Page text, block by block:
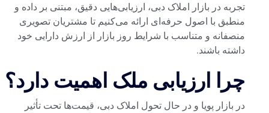
تجربه در بازار املاک دبی، ارزیابی‌هایی دقیق، مبتنی بر داده و
منطبق با اصول حرفه‌ای ارائه می‌کنیم تا مشتریان تصویری
منصفانه و متناسب با شرایط روز بازار از ارزش دارایی خود
داشته باشند.
چرا ارزیابی ملک اهمیت دارد؟
در بازار پویا و در حال تحول املاک دبی، قیمت‌ها تحت تأثیر